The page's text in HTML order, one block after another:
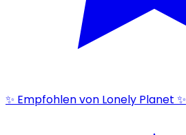
✨ Empfohlen von Lonely Planet ✨